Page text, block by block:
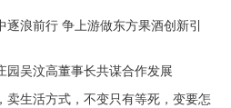
浪前行 争上游做东方果酒创新引
园吴汶高董事长共谋合作发展
卖生活方式，不变只有等死，变要怎